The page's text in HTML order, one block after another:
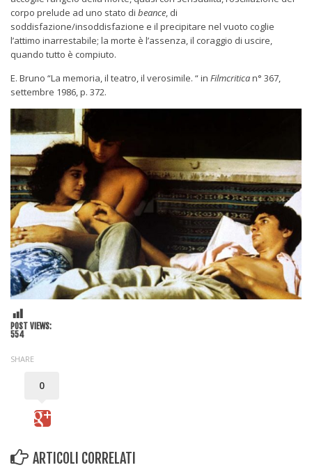
corpo prelude ad uno stato di beance, di
soddisfazione/insoddisfazione e il precipitare nel vuoto coglie
l’attimo inarrestabile; la morte è l’assenza, il coraggio di uscire,
quando tutto è compiuto.
E. Bruno “La memoria, il teatro, il verosimile. “ in Filmcritican° 367,
settembre 1986, p. 372.
POST VIEWS:
554
SHARE
0
ARTICOLI CORRELATI